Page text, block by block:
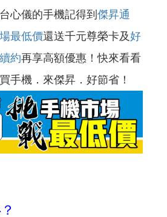
儀的手機記得到 傑昇通
最低價還送千元尊榮卡及好
約再享高額優惠！快來看看
買手機．來傑昇．好節省！